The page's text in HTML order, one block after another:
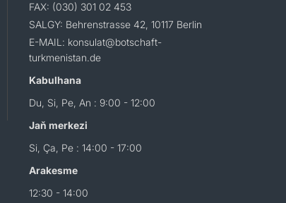
FAX: (030) 301 02 453
SALGY: Behrenstrasse 42, 10117 Berlin
E-MAIL: konsulat@botschaft-
turkmenistan.de
Kabulhana
Du, Si, Pe, An : 9:00 - 12:00
Jaň merkezi
Si, Ça, Pe : 14:00 - 17:00
Arakesme
12:30 - 14:00